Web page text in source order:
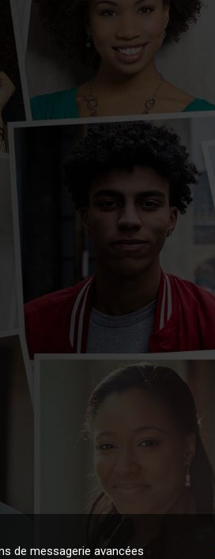
de messagerie avancées